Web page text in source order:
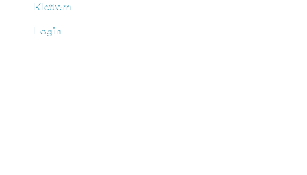
Klettern
Login